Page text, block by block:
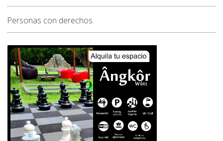
Personas con derechos